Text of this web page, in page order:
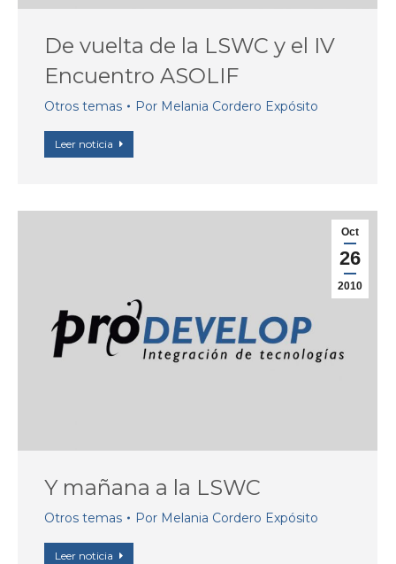
De vuelta de la LSWC y el IV
Encuentro ASOLIF
Otros temas Por Melania Cordero Expósito
Leer noticia
Oct
26
2010
Y mañana a la LSWC
Otros temas Por Melania Cordero Expósito
Leer noticia